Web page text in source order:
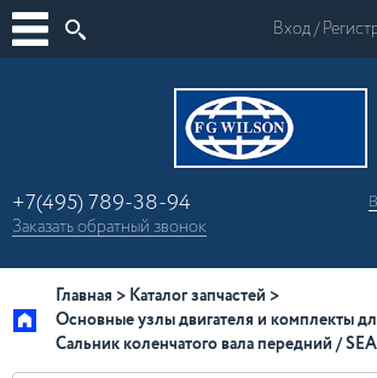
Вход /
+7(495) 789-38-94
Заказатьобратный звонок
Главная
Каталог запчастей
Основные узлы двигателя и комплекты
Сальник коленчатого вала передний /